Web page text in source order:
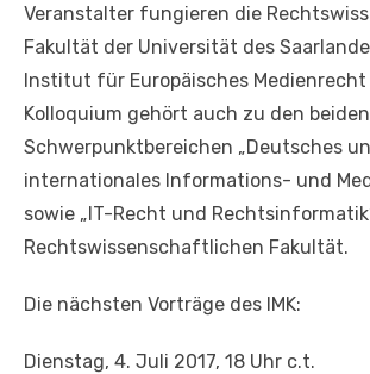
Veranstalter fungieren die
Fakultät der Universität des
Institut für Europäisches Medienrecht
Kolloquium gehört auch zu den beiden
Schwerpunktbereichen „Deutsches
internationales Informations- und
sowie „IT-Recht und
Rechtswissenschaftlichen Fakultät.
Die nächsten Vorträge des IMK:
Dienstag, 4. Juli 2017, 18 Uhr c.t.